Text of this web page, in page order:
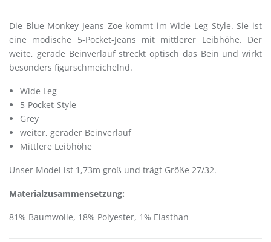
Die Blue Monkey Jeans Zoe kommt im Wide Leg Style. Sie ist
eine modische 5-Pocket-Jeans mit mittlerer Leibhöhe. Der
weite, gerade Beinverlauf streckt optisch das Bein und wirkt
besonders figurschmeichelnd.
Wide Leg
5-Pocket-Style
Grey
weiter, gerader Beinverlauf
Mittlere Leibhöhe
Unser Model ist 1,73m groß und trägt Größe 27/32.
Materialzusammensetzung:
81% Baumwolle, 18% Polyester, 1% Elasthan